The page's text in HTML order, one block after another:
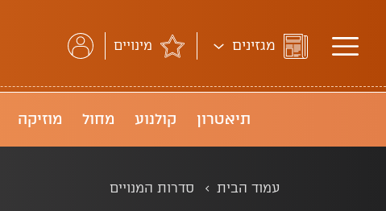
מגזינים מינויים
תיאטרון קולנוע מחול מוזיקה
עמוד הבית סדרות המנויים